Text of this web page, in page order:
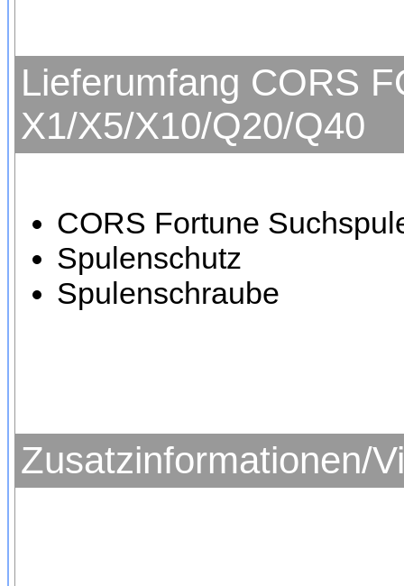
Lieferumfang CORS
X1/X5/X10/Q20/Q40
CORS Fortune
Spulenschutz
Spulenschraube
Zusatzinformationen/